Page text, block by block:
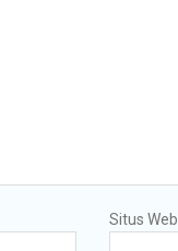
Situs Web